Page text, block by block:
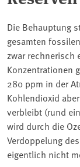
Die Behauptung
gesamten
zwar rechnerisch
Konzentrationen
280 ppm in der
Kohlendioxid
verbleibt (rund
wird durch die
Verdoppelung
eigentlich nicht